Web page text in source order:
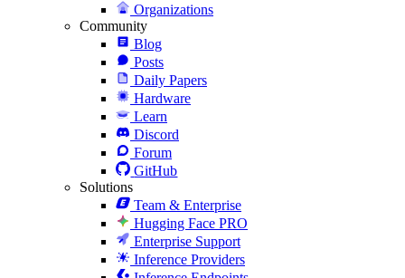
Organizations
Community
Blog
Posts
Daily Papers
Hardware
Learn
Discord
Forum
GitHub
Solutions
Team & Enterprise
Hugging Face PRO
Enterprise Support
Inference Providers